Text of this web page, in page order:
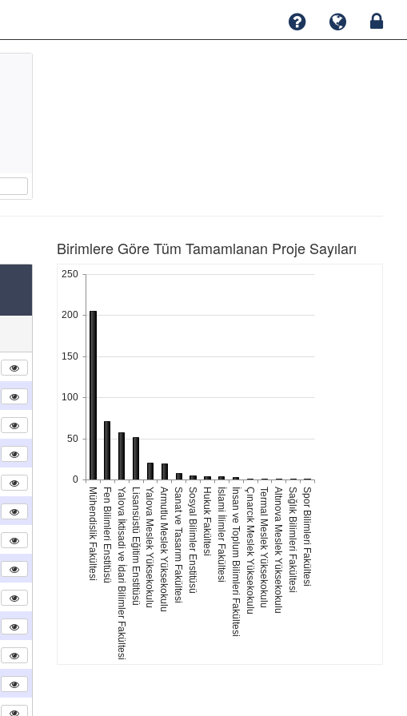
Birimlere Göre Tüm Tamamlanan Proje Sayıları
Mühendislik FakültesiFen Bilimleri EnstitüsüYalova İktisadi ve İdari Bilimler FakültesiLisansüstü Eğitim EnstitüsüYalova Meslek YüksekokuluArmutlu Meslek YüksekokuluSanat ve Tasarım FakültesiSosyal Bilimler EnstitüsüHukuk Fakültesiİslami İlimler Fakültesiİnsan ve Toplum Bilimleri FakültesiÇınarcık Meslek YüksekokuluTermal Meslek YüksekokuluAltınova Meslek YüksekokuluSağlık Bilimleri FakültesiSpor Bilimleri Fakültesi
0
50
100
150
200
250